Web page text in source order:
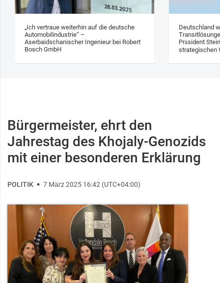
„Ich vertraue weiterhin auf die deutsche
Automobilindustrie“ –
Aserbaidschanischer Ingenieur bei Robert
Bosch GmbH
Deutschland
Präsident
strategischen
Bürgermeister, ehrt den
Jahrestag des Khojaly-Genozids
mit einer besonderen Erklärung
POLITIK 7 März 2025 16:42 (UTC+04:00)